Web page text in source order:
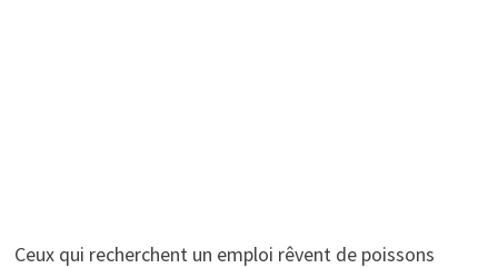
Ceux qui recherchent un emploi rêvent de poissons